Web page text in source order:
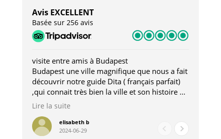
Avis EXCELLENT
Basée sur 256 avis
visite entre amis à Budapest
Budapest une ville magnifique que nous a fait
découvrir notre guide Dita ( français parfait)
,qui connait très bien la ville et son histoire et
qui nous a permis d'accéder à des lieux
pour les restaurants . A la fin de notre séjour
nous étions plus avec une amie qu' une guide
Lire la suite
elisabeth b
2024-06-29